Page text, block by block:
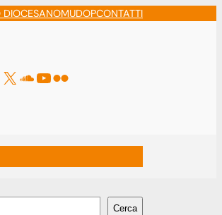
DIOCESANOMUDOPCONTATTI
X Soundcloud
YouTube
Flickr
Cerca